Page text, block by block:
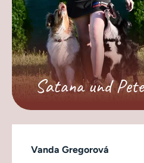
Satana und Pete
Vanda Gregorová